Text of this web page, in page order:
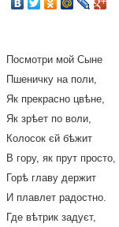
Посмотри мой Сыне
Пшеничку на поли,
Як прекрасно цвѣне,
Як зрѣет по воли,
Колосок єй бѣжит
В гору, як прут просто,
Горѣ главу держит
И плавлет радостно.
Где вѣтрик задуєт,